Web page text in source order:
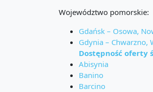
Województwo pomorskie:
Gdańsk – Osowa,
Gdynia – Chwarzno,
Dostępność oferty
Abisynia
Banino
Barcino